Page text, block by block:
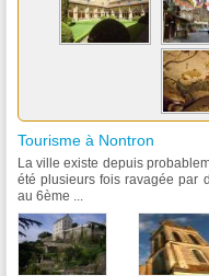
Tourisme à Nontron
La ville existe depuis
été plusieurs fois ravagée par
au 6ème ...